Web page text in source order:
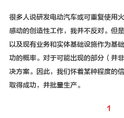
很多人说研发电动汽车或可重复使用火箭是勇敢的、艰难的和令人
感动的创造性工作，我并不反对。但
以及现有业务和实体基础设施作为基
功的概率。对于可能出现的部分（并
决方案。因此，我们怀着某种程度的
取得成功，并批量生产。
1